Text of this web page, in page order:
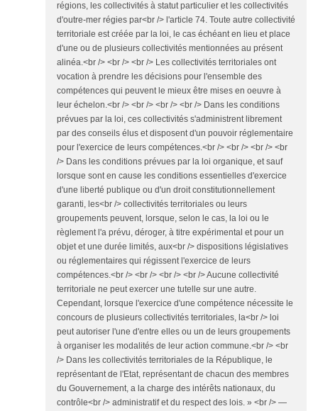
régions, les collectivités à statut particulier et les collectivités
d'outre-mer régies par<br /> l'article 74. Toute autre collectivité
territoriale est créée par la loi, le cas échéant en lieu et place
d'une ou de plusieurs collectivités mentionnées au présent
alinéa.<br /> <br /> <br /> Les collectivités territoriales ont
vocation à prendre les décisions pour l'ensemble des
compétences qui peuvent le mieux être mises en oeuvre à
leur échelon.<br /> <br /> <br /> <br /> Dans les conditions
prévues par la loi, ces collectivités s'administrent librement
par des conseils élus et disposent d'un pouvoir réglementaire
pour l'exercice de leurs compétences.<br /> <br /> <br /> <br
/> Dans les conditions prévues par la loi organique, et sauf
lorsque sont en cause les conditions essentielles d'exercice
d'une liberté publique ou d'un droit constitutionnellement
garanti, les<br /> collectivités territoriales ou leurs
groupements peuvent, lorsque, selon le cas, la loi ou le
règlement l'a prévu, déroger, à titre expérimental et pour un
objet et une durée limités, aux<br /> dispositions législatives
ou réglementaires qui régissent l'exercice de leurs
compétences.<br /> <br /> <br /> <br /> Aucune collectivité
territoriale ne peut exercer une tutelle sur une autre.
Cependant, lorsque l'exercice d'une compétence nécessite le
concours de plusieurs collectivités territoriales, la<br /> loi
peut autoriser l'une d'entre elles ou un de leurs groupements
à organiser les modalités de leur action commune.<br /> <br
/> Dans les collectivités territoriales de la République, le
représentant de l'Etat, représentant de chacun des membres
du Gouvernement, a la charge des intérêts nationaux, du
contrôle<br /> administratif et du respect des lois. » <br /> —